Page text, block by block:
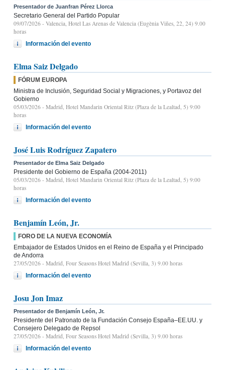
Presentador de Juanfran Pérez Llorca
Secretario General del Partido Popular
09/07/2026 - Valencia, Hotel Las Arenas de Valencia (Eugènia Viñes, 22, 24) 9.00
horas
Información del evento
Elma Saiz Delgado
FÓRUM EUROPA
Ministra de Inclusión, Seguridad Social y Migraciones, y Portavoz del
Gobierno
05/03/2026 - Madrid, Hotel Mandarin Oriental Ritz (Plaza de la Lealtad, 5) 9:00
horas
Información del evento
José Luis Rodríguez Zapatero
Presentador de Elma Saiz Delgado
Presidente del Gobierno de España (2004-2011)
05/03/2026 - Madrid, Hotel Mandarin Oriental Ritz (Plaza de la Lealtad, 5) 9:00
horas
Información del evento
Benjamín León, Jr.
FORO DE LA NUEVA ECONOMÍA
Embajador de Estados Unidos en el Reino de España y el Principado
de Andorra
27/05/2026 - Madrid, Four Seasons Hotel Madrid (Sevilla, 3) 9.00 horas
Información del evento
Josu Jon Imaz
Presentador de Benjamín León, Jr.
Presidente del Patronato de la Fundación Consejo España–EE.UU. y
Consejero Delegado de Repsol
27/05/2026 - Madrid, Four Seasons Hotel Madrid (Sevilla, 3) 9.00 horas
Información del evento